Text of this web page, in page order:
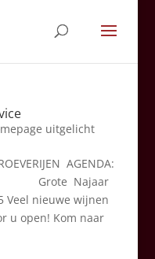
uitgelicht
AGENDA:
Veel nieuwe wijnen
u open! Kom naar